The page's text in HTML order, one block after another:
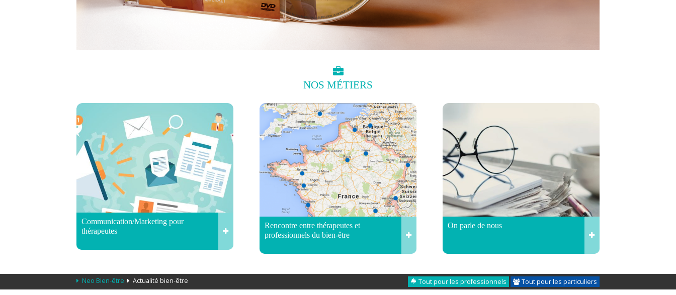
NOS MÉTIERS
Communication/Marketing pour
thérapeutes
Rencontre entre thérapeutes et
professionnels du bien-être
On parle de nous
Neo Bien-être Actualité bien-être Tout pour les professionnels Tout pour les particuliers